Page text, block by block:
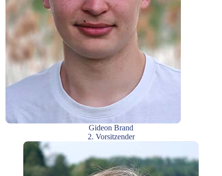
Gideon Brand
2. Vorsitzender